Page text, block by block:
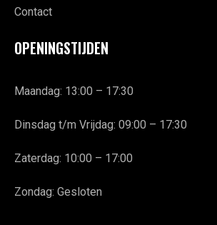
Contact
OPENINGSTIJDEN
Maandag: 13:00 – 17:30
Dinsdag t/m Vrijdag: 09:00 – 17:30
Zaterdag: 10:00 – 17:00
Zondag: Gesloten